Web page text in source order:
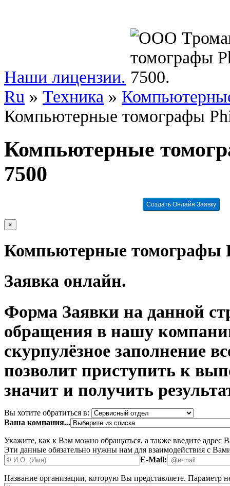
Наши лицензии.
Ru » Техника »
Компьютерные томографы
Компьютерные
7500
Создать Онлайн Заявку
×
Компьютерные томографы
Заявка онлайн.
Форма Заявки на данной
обращения в нашу
скурпулёзное заполнение
позволит приступить к
значит и получить
Вы хотите обратиться в:
Ваша компания...
Укажите, как к Вам можно обращаться, а также введите адрес
Эти данные обязательно нужны нам для взаимодействия с
E-Mail:
Название организации, которую Вы представляете. Параметр